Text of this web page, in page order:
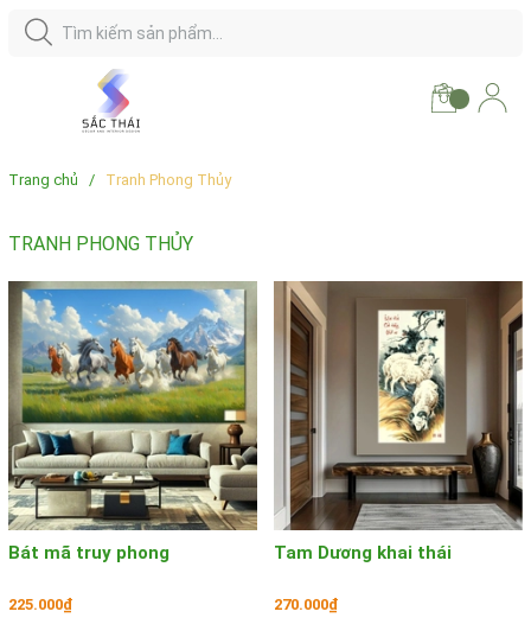
Trang chủ / Tranh Phong Thủy
TRANH PHONG THỦY
Bát mã truy phong
225.000₫
Tam Dương khai thái
270.000₫